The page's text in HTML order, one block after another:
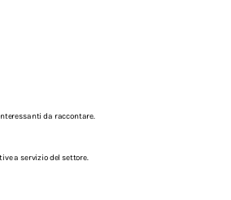
da raccontare.
a servizio del settore.